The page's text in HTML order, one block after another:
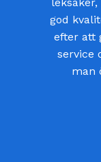
god
efter att
service
man